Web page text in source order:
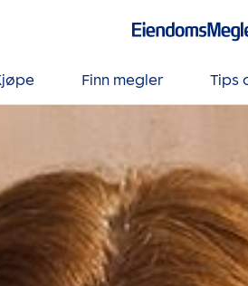
Finn megler Tips